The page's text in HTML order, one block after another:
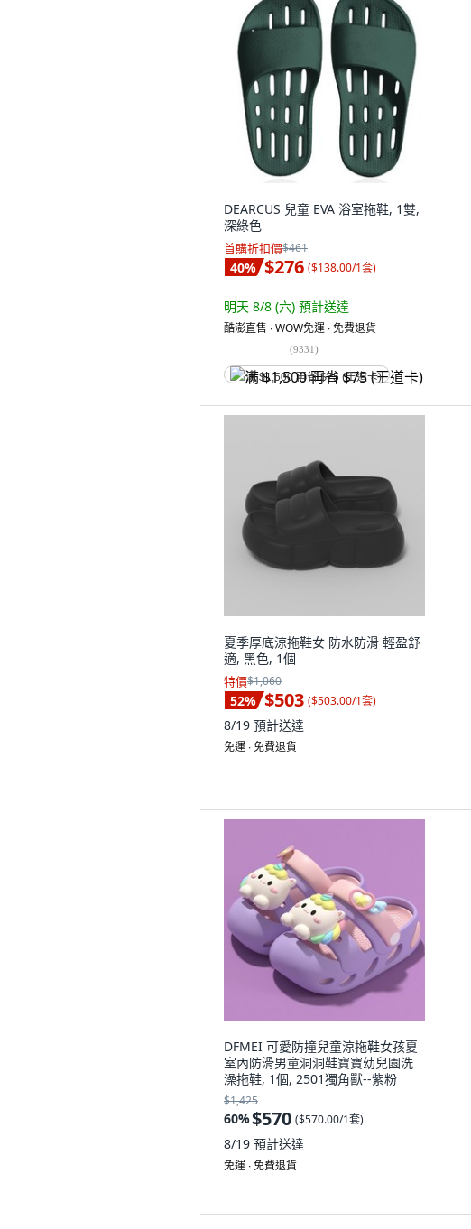
DEARCUS 兒童 EVA 浴室拖鞋, 1雙,
深綠色
首購折扣價$461
40% $276 ($138.00/1套)
明天 8/8 (六) 預計送達
酷澎直售 ∙ WOW免運 ∙ 免費退貨
(9331)
满 $1,500 再省 $75 (王道卡)
夏季厚底涼拖鞋女 防水防滑 輕盈舒
適, 黑色, 1個
特價$1,060
52% $503 ($503.00/1套)
8/19 預計送達
免運 ∙ 免費退貨
DFMEI 可愛防撞兒童涼拖鞋女孩夏
室內防滑男童洞洞鞋寶寶幼兒園洗
澡拖鞋, 1個, 2501獨角獸--紫粉
$1,425
60%$570 ($570.00/1套)
8/19 預計送達
免運 ∙ 免費退貨